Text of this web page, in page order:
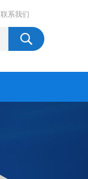
联系我们